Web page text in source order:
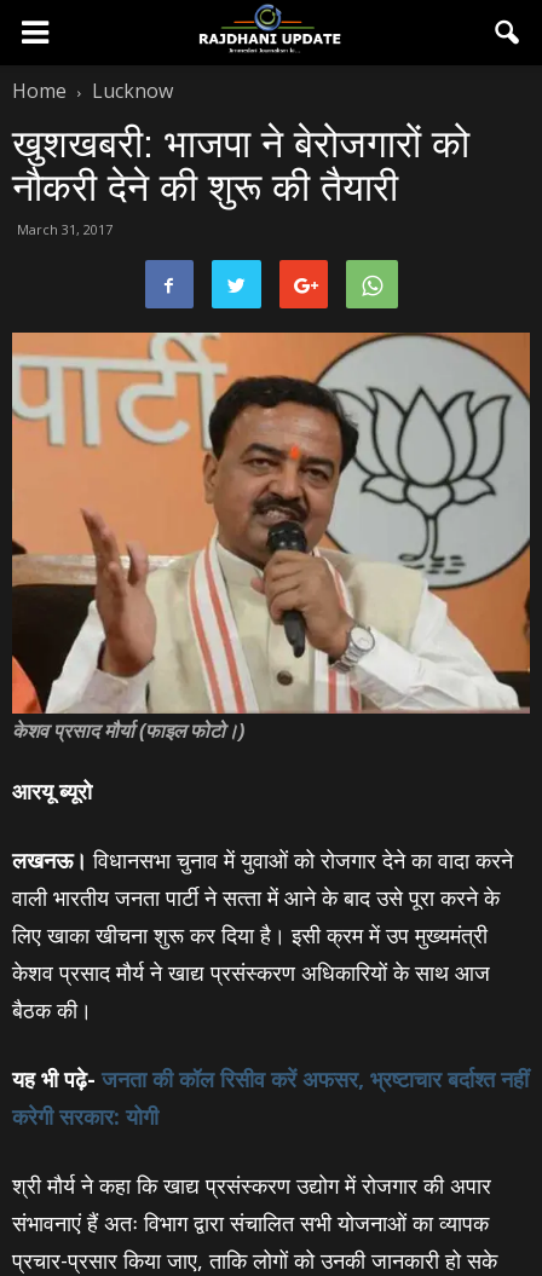
Home Lucknow
खुशखबरी: भाजपा ने बेरोजगारों को
नौकरी देने की शुरू की तैयारी
March 31, 2017
केशव प्रसाद मौर्या (फाइल फोटो।)
आरयू ब्‍यूरो
लखनऊ। विधानसभा चुनाव में युवाओं को रोजगार देने का वादा करने
वाली भारतीय जनता पार्टी ने सत्‍ता में आने के बाद उसे पूरा करने के
लिए खाका खीचना शुरू कर दिया है। इसी क्रम में उप मुख्यमंत्री
केशव प्रसाद मौर्य ने खाद्य प्रसंस्करण अधिकारियों के साथ आज
बैठक की।
यह भी पढ़े- जनता की कॉल रिसीव करें अफसर, भ्रष्‍टाचार बर्दाश्‍त नहीं
करेगी सरकार: योगी
श्री मौर्य ने कहा कि खाद्य प्रसंस्करण उद्योग में रोजगार की अपार
संभावनाएं हैं अतः विभाग द्वारा संचालित सभी योजनाओं का व्यापक
प्रचार-प्रसार किया जाए, ताकि लोगों को उनकी जानकारी हो सके